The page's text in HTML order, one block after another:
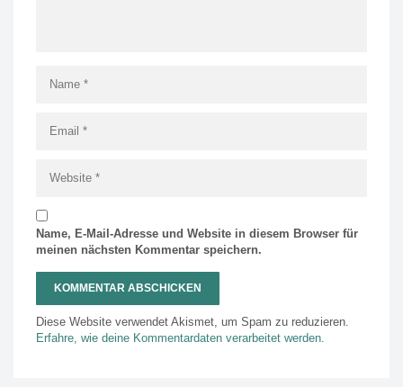
Name, E-Mail-Adresse und Website in diesem Browser für
meinen nächsten Kommentar speichern.
Diese Website verwendet Akismet, um Spam zu reduzieren.
Erfahre, wie deine Kommentardaten verarbeitet werden.